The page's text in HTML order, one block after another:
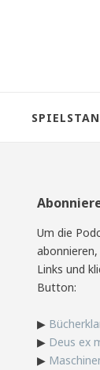
Um die
Links und
Button:
▶
▶ Deus ex
▶